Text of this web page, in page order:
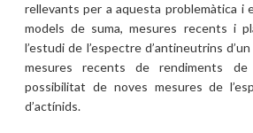
rellevants per a aquesta problemàtica i
models de suma, mesures recents i
l’estudi de l’espectre d’antineutrins
mesures recents de rendiments
possibilitat de noves mesures de
d’actínids.